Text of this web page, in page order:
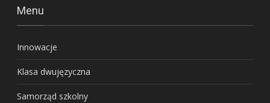
Menu
Innowacje
Klasa dwujęzyczna
Samorząd szkolny